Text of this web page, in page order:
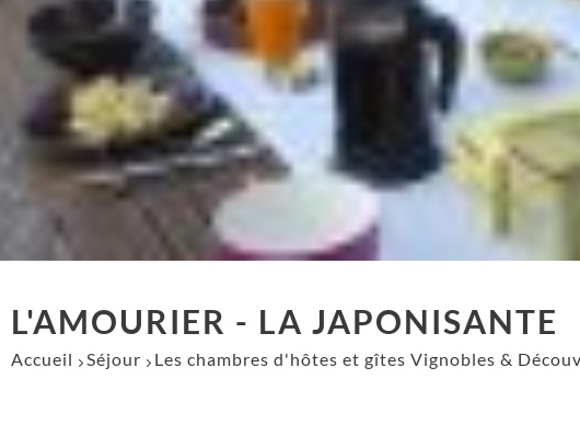
L'AMOURIER - LA JAPONISANTE
Accueil Séjour Les chambres d'hôtes et gîtes Vignobles &